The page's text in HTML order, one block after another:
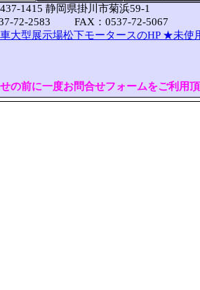
1415 静岡県掛川市菊浜59-1
72-2583 FAX：0537-72-5067
大型展示場松下モータースのHP ★未使
の前に一度お問合せフォームをご利用